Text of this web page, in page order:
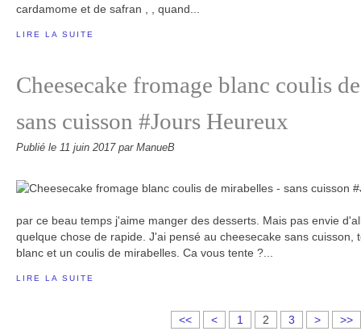
cardamome et de safran , , quand...
LIRE LA SUITE
Cheesecake fromage blanc coulis
sans cuisson #Jours Heureux
Publié le 11 juin 2017 par ManueB
par ce beau temps j'aime manger des desserts. Mais pas envie
quelque chose de rapide. J'ai pensé au cheesecake sans cuisson,
blanc et un coulis de mirabelles. Ca vous tente ?...
LIRE LA SUITE
<< < 1 2 3 > >>